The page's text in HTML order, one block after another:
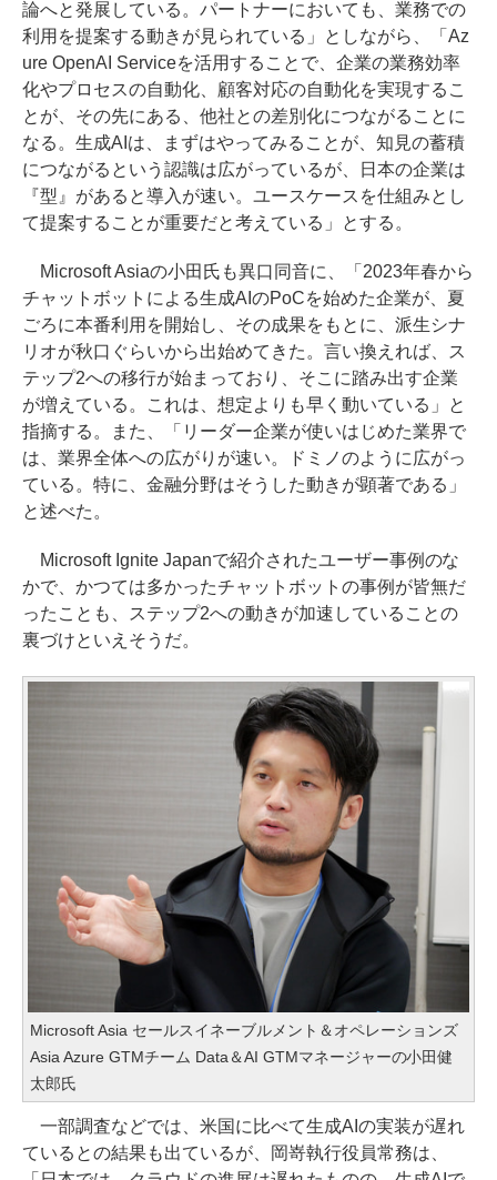
論へと発展している。パートナーにおいても、業務での
利用を提案する動きが見られている」としながら、「Az
ure OpenAI Serviceを活用することで、企業の業務効率
化やプロセスの自動化、顧客対応の自動化を実現するこ
とが、その先にある、他社との差別化につながることに
なる。生成AIは、まずはやってみることが、知見の蓄積
につながるという認識は広がっているが、日本の企業は
『型』があると導入が速い。ユースケースを仕組みとし
て提案することが重要だと考えている」とする。
Microsoft Asiaの小田氏も異口同音に、「2023年春から
チャットボットによる生成AIのPoCを始めた企業が、夏
ごろに本番利用を開始し、その成果をもとに、派生シナ
リオが秋口ぐらいから出始めてきた。言い換えれば、ス
テップ2への移行が始まっており、そこに踏み出す企業
が増えている。これは、想定よりも早く動いている」と
指摘する。また、「リーダー企業が使いはじめた業界で
は、業界全体への広がりが速い。ドミノのように広がっ
ている。特に、金融分野はそうした動きが顕著である」
と述べた。
Microsoft Ignite Japanで紹介されたユーザー事例のな
かで、かつては多かったチャットボットの事例が皆無だ
ったことも、ステップ2への動きが加速していることの
裏づけといえそうだ。
Microsoft Asia セールスイネーブルメント＆オペレーションズ
Asia Azure GTMチーム Data＆AI GTMマネージャーの小田健
太郎氏
一部調査などでは、米国に比べて生成AIの実装が遅れ
ているとの結果も出ているが、岡嵜執行役員常務は、